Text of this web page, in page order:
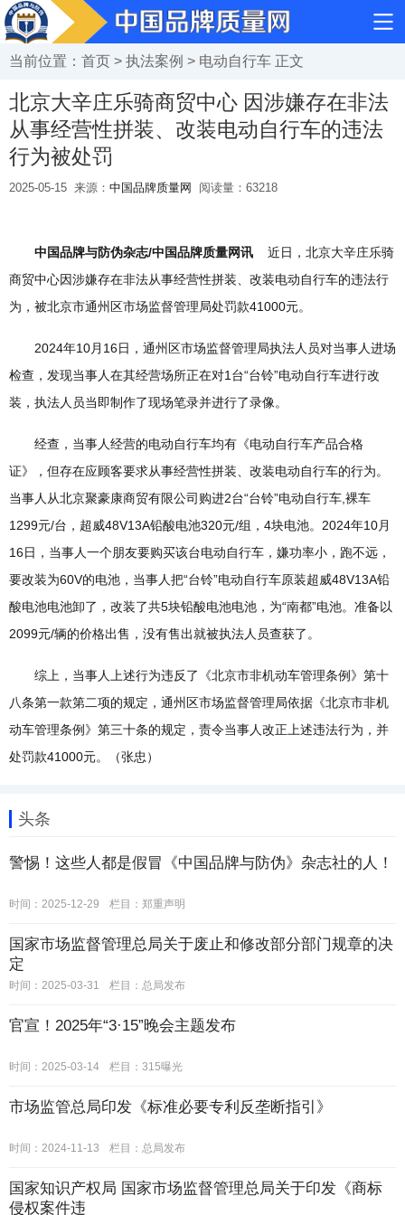
当前位置： 首页 > 执法案例 > 电动自行车 正文
北京大辛庄乐骑商贸中心 因涉嫌存在非法
从事经营性拼装、改装电动自行车的违法
行为被处罚
2025-05-15 来源： 中国品牌质量网 阅读量： 63218
中国品牌与防伪杂志/中国品牌质量网讯
近日，北京大辛庄乐骑
商贸中心因涉嫌存在非法从事经营性拼装、改装电动自行车的违法行
为，被北京市通州区市场监督管理局处罚款41000元。
2024年10月16日，通州区市场监督管理局执法人员对当事人进场
检查，发现当事人在其经营场所正在对1台“台铃”电动自行车进行改
装，执法人员当即制作了现场笔录并进行了录像。
经查，当事人经营的电动自行车均有《电动自行车产品合格
证》，但存在应顾客要求从事经营性拼装、改装电动自行车的行为。
当事人从北京聚豪康商贸有限公司购进2台“台铃”电动自行车,裸车
1299元/台，超威48V13A铅酸电池320元/组，4块电池。2024年10月
16日，当事人一个朋友要购买该台电动自行车，嫌功率小，跑不远，
要改装为60V的电池，当事人把“台铃”电动自行车原装超威48V13A铅
酸电池电池卸了，改装了共5块铅酸电池电池，为“南都”电池。准备以
2099元/辆的价格出售，没有售出就被执法人员查获了。
综上，当事人上述行为违反了《北京市非机动车管理条例》第十
八条第一款第二项的规定，通州区市场监督管理局依据《北京市非机
动车管理条例》第三十条的规定，责令当事人改正上述违法行为，并
处罚款41000元。（张忠）
头条
警惕！这些人都是假冒《中国品牌与防伪》杂志社的人！
时间：2025-12-29 栏目： 郑重声明
国家市场监督管理总局关于废止和修改部分部门规章的决
定
时间：2025-03-31 栏目： 总局发布
官宣！2025年“3·15”晚会主题发布
时间：2025-03-14 栏目： 315曝光
市场监管总局印发《标准必要专利反垄断指引》
时间：2024-11-13 栏目： 总局发布
国家知识产权局 国家市场监督管理总局关于印发《商标
侵权案件违